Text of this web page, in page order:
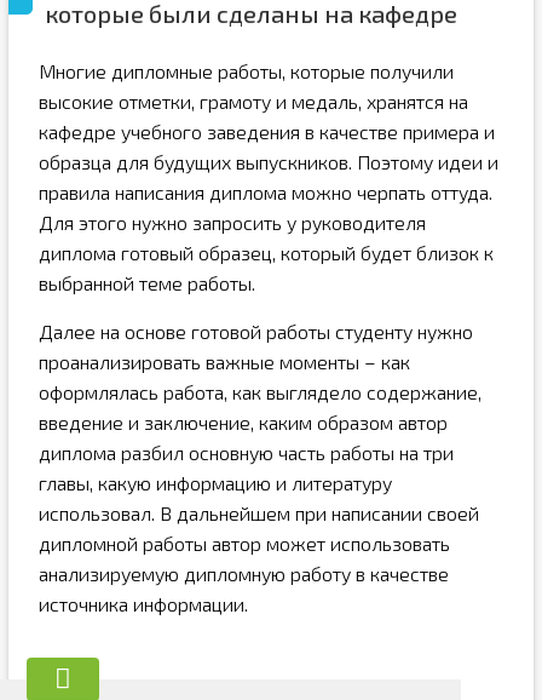
которые были сделаны на кафедре
Многие дипломные работы, которые получили
высокие отметки, грамоту и медаль, хранятся на
кафедре учебного заведения в качестве примера и
образца для будущих выпускников. Поэтому идеи и
правила написания диплома можно черпать оттуда.
Для этого нужно запросить у руководителя
диплома готовый образец, который будет близок к
выбранной теме работы.
Далее на основе готовой работы студенту нужно
проанализировать важные моменты – как
оформлялась работа, как выглядело содержание,
введение и заключение, каким образом автор
диплома разбил основную часть работы на три
главы, какую информацию и литературу
использовал. В дальнейшем при написании своей
дипломной работы автор может использовать
анализируемую дипломную работу в качестве
источника информации.